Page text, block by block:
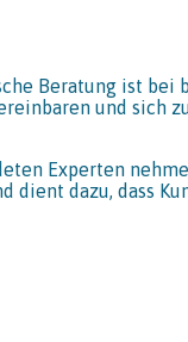
Beratung ist
und
Experten
dazu, dass